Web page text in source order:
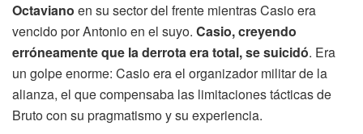
Octaviano en su sector del frente mientras Casio era
vencido por Antonio en el suyo. Casio, creyendo
erróneamente que la derrota era total, se suicidó. Era
un golpe enorme: Casio era el organizador militar de la
alianza, el que compensaba las limitaciones tácticas de
Bruto con su pragmatismo y su experiencia.